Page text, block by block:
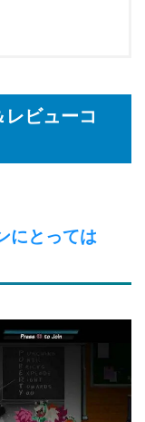
ビューコ
にとっては